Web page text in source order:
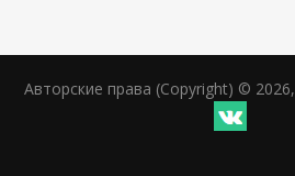
Авторские права (Copyright) © 2026,